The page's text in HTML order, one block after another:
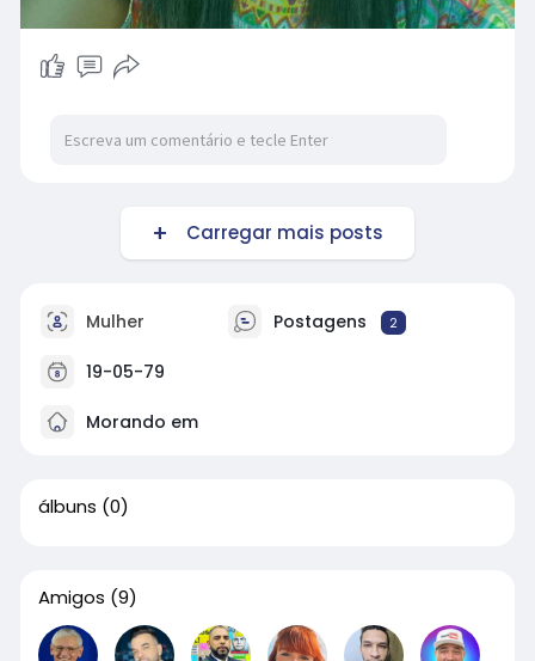
Carregar mais posts
Mulher Postagens 2
19-05-79
Morando em
álbuns (0)
Amigos (9)